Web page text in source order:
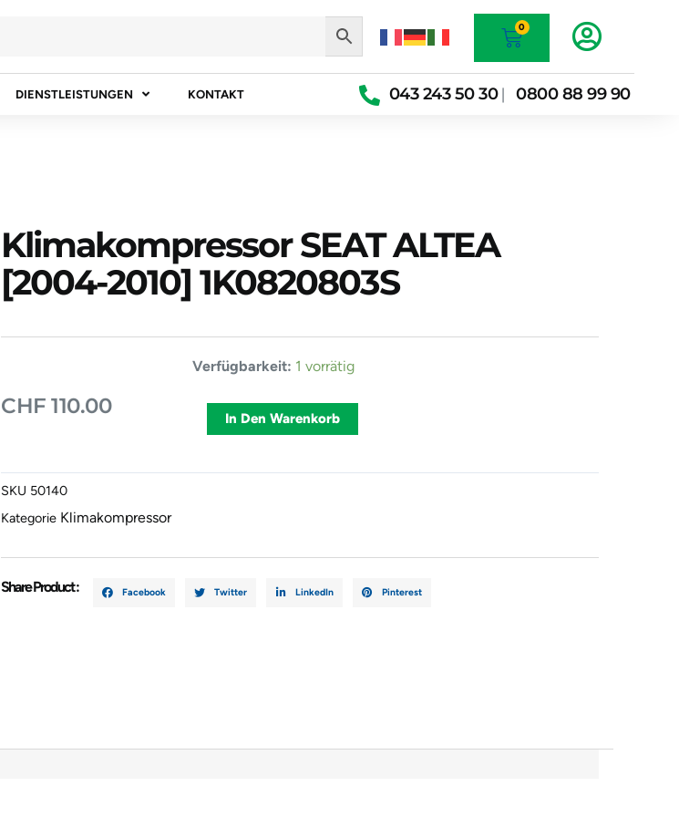
0
Warenkorb
DIENSTLEISTUNGEN KONTAKT 043 243 50 30| 0800 88 99 90
Klimakompressor SEAT ALTEA
[2004-2010] 1K0820803S
CHF 110.00
Verfügbarkeit: 1 vorrätig
Klimakompressor
ALTEA
1K0820803S
In Den Warenkorb
SKU 50140
Kategorie Klimakompressor
Share Product : Facebook Twitter LinkedIn Pinterest